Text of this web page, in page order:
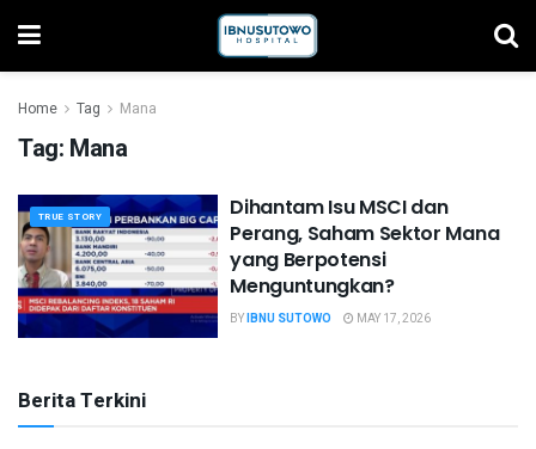
Home Tag Mana
Tag: Mana
TRUE STORY
Dihantam Isu MSCI dan
Perang, Saham Sektor Mana
yang Berpotensi
Menguntungkan?
BYIBNU SUTOWO MAY 17, 2026
Berita Terkini